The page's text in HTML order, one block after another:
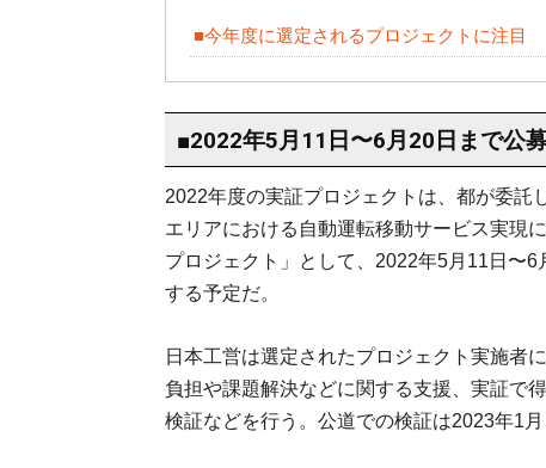
■今年度に選定されるプロジェクトに注目
■2022年5月11日〜6月20日まで公
2022年度の実証プロジェクトは、都が委託
エリアにおける自動運転移動サービス実現
プロジェクト」として、2022年5月11日〜
する予定だ。
日本工営は選定されたプロジェクト実施者
負担や課題解決などに関する支援、実証で
検証などを行う。公道での検証は2023年1月